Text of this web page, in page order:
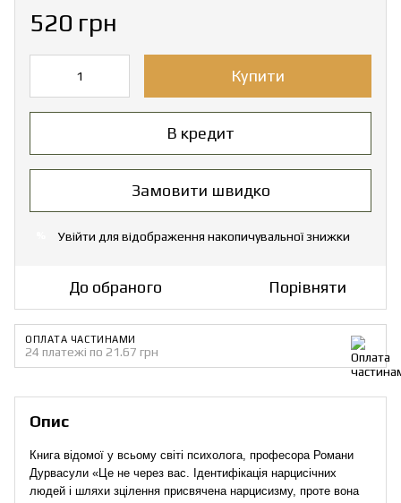
520 грн
Купити
В кредит
Замовити швидко
Увійти для відображення накопичувальної знижки
До обраного Порівняти
ОПЛАТА ЧАСТИНАМИ
24 платежі по 21.67 грн
Опис
Книга відомої у всьому світі психолога, професора Романи
Дурвасули «Це не через вас. Ідентифікація нарцисічних
людей і шляхи зцілення присвячена нарцисизму, проте вона